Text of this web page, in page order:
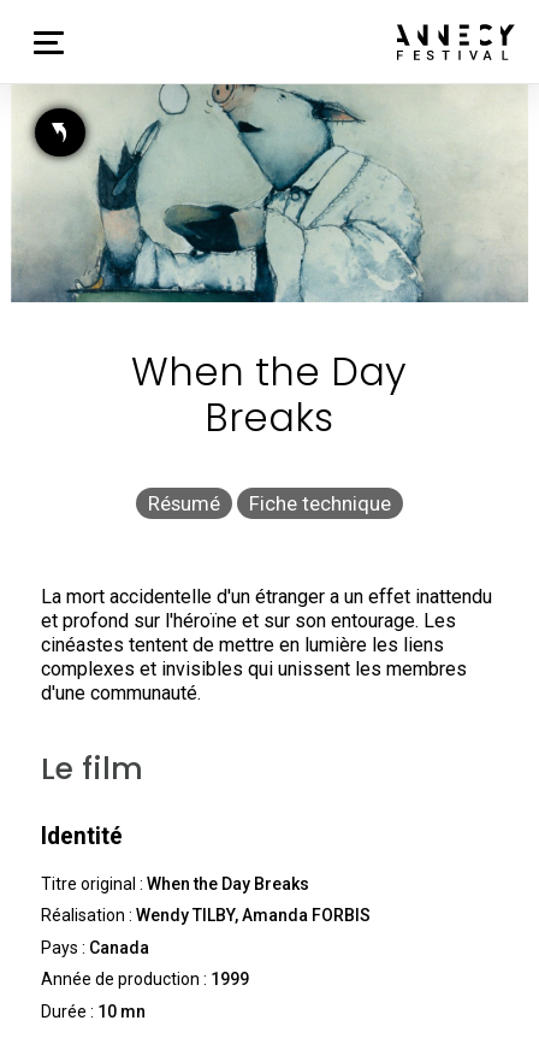
When the Day
Breaks
Résumé Fiche technique
La mort accidentelle d'un étranger a un effet inattendu
et profond sur l'héroïne et sur son entourage. Les
cinéastes tentent de mettre en lumière les liens
complexes et invisibles qui unissent les membres
d'une communauté.
Le film
Identité
Titre original :When the Day Breaks
Réalisation :Wendy TILBY, Amanda FORBIS
Pays : Canada
Année de production : 1999
Durée : 10 mn